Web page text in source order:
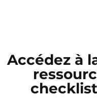
Accédez à